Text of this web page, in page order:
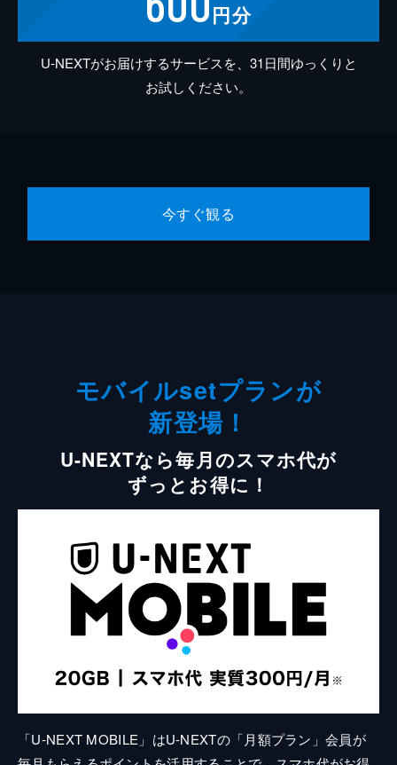
円分
U-NEXTがお届けするサービスを、31日間ゆっくりと
お試しください。
今すぐ観る
モバイルsetプランが
新登場！
U-NEXTなら毎月のスマホ代が
ずっとお得に！
「U-NEXT MOBILE」はU-NEXTの「月額プラン」会員が